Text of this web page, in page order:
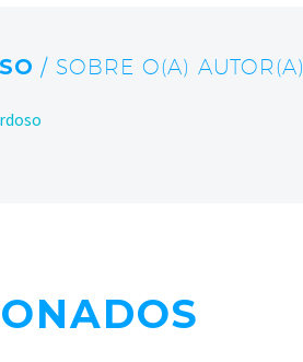
/ SOBRE O(A) AUTOR(A)